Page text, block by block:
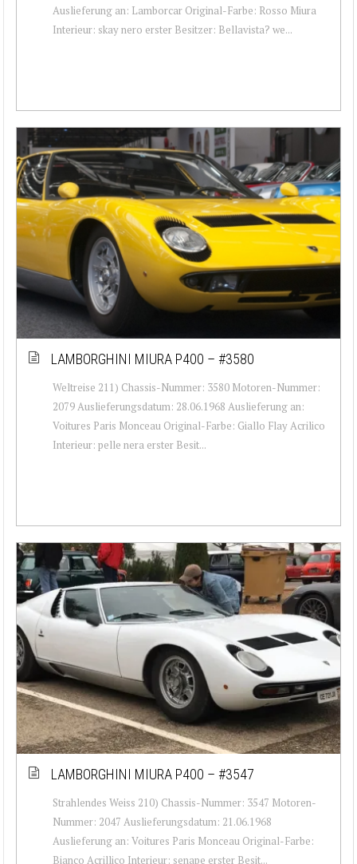
Auslieferung an: Lamborcar Original-Farbe: Rosso Miura
Interieur: skay nero erster Besitzer: Bellavista? we...
LAMBORGHINI MIURA P400 – #3580
Weltreise 211) Chassis-Nummer: 3580 Motoren-Nummer:
2079 Auslieferungsdatum: 28.06.1968 Auslieferung an:
Voitures Paris Monceau Original-Farbe: Giallo Flay Acrilico
Interieur: pelle nera erster Besit...
LAMBORGHINI MIURA P400 – #3547
Strahlendes Weiss 210) Chassis-Nummer: 3547 Motoren-
Nummer: 2047 Auslieferungsdatum: 21.06.1968
Auslieferung an: Voitures Paris Monceau Original-Farbe:
Bianco Acrillico Interieur: senape erster Besit...